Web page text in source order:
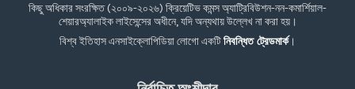
কিছু অধিকার সংরক্ষিত (২০০৯-২০২৬) ক্রিয়েটিভ কমন্স অ্যাট্রিবিউশন-নন-কমার্শিয়াল-
শেয়ারঅ্যালাইক লাইসেন্সের অধীনে, যদি অন্যথায় উল্লেখ না করা হয়।
বিশ্ব ইতিহাস এনসাইক্লোপিডিয়া লোগো একটিনিবন্ধিত ট্রেডমার্ক।